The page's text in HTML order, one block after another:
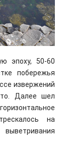
эпоху, 50-60
побережья
извержений
Далее шел
на